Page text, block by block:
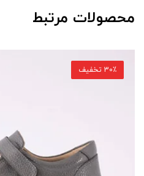
محصولات مرتبط
30٪ تخفیف